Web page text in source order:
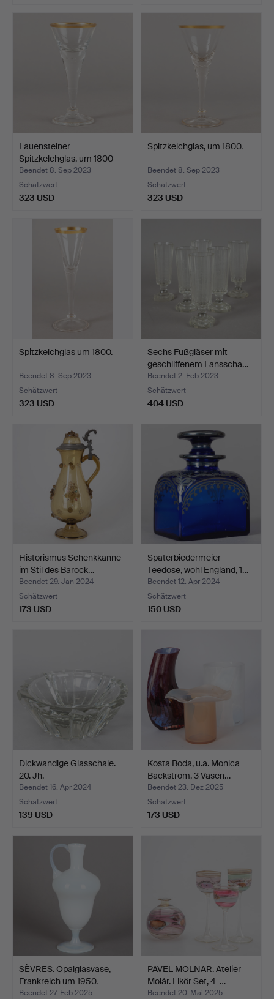
Lauensteiner
Spitzkelchglas, um 1800
und z…
Beendet 8. Sep 2023
Schätzwert
323 USD
Spitzkelchglas, um 1800.
Beendet 8. Sep 2023
Schätzwert
323 USD
Spitzkelchglas um 1800.
Beendet 8. Sep 2023
Schätzwert
323 USD
Sechs Fußgläser mit
geschliffenem Lansscha…
Beendet 2. Feb 2023
Schätzwert
404 USD
Historismus Schenkkanne
im Stil des Barock…
Beendet 29. Jan 2024
Schätzwert
173 USD
Späterbiedermeier
Teedose, wohl England, 1…
Beendet 12. Apr 2024
Schätzwert
150 USD
Dickwandige Glasschale.
20. Jh.
Beendet 16. Apr 2024
Schätzwert
139 USD
Kosta Boda, u.a. Monica
Backström, 3 Vasen…
Beendet 23. Dez 2025
Schätzwert
173 USD
SÈVRES. Opalglasvase,
Frankreich um 1950.
Beendet 27. Feb 2025
PAVEL MOLNAR. Atelier
Molár. Likör Set, 4-…
Beendet 20. Mai 2025